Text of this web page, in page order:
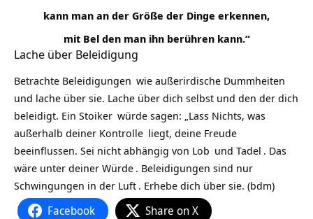
kann man an der Größe der Dinge erkennen,
mit Bel den man ihn berühren kann.“
Lache über Beleidigung
Betrachte Beleidigungen wie außerirdische Dummheiten
und lache über sie. Lache über dich selbst und den der dich
beleidigt. Ein Stoiker würde sagen: „Lass Nichts, was
außerhalb deiner Kontrolle liegt, deine Freude
beeinflussen. Sei nicht abhängig von Lob und Tadel . Das
wäre unter deiner Würde . Beleidigungen sind nur
Schwingungen in der Luft . Erhebe dich über sie. (bdm)
Facebook Share on X